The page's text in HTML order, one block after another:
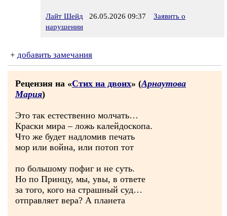
Лайт Шейд 26.05.2026 09:37
Заявить о
нарушении
+ добавить замечания
Рецензия на «Стих на двоих» (Арнаутова
Мария)
Это так естественно молчать…
Краски мира – ложь калейдоскопа.
Что же будет надломив печать
мор или война, или потоп тот
по большому пофиг и не суть.
Но по Принцу, мы, увы, в ответе
за того, кого на страшный суд…
отправляет вера? А планета